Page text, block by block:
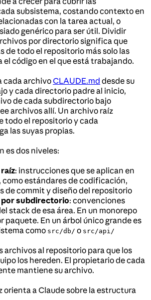
subsistema, costando contexto en
con la tarea actual, o
genérico para ser útil. Dividir
por directorio significa que
de todo el repositorio más solo las
código en el que está trabajando.
cada archivoCLAUDE.md desde su
y cada directorio padre al inicio,
de cada subdirectorio bajo
archivos allí. Un archivo raíz
todo el repositorio y cada
las suyas propias.
es dos niveles:
: instrucciones que se aplican en
estándares de codificación,
de commit y diseño del repositorio
por subdirectorio: convenciones
stack de esa área. En un monorepo
paquete. En un árbol único grande es
como src/db/ o src/api/
archivos al repositorio para que los
los hereden. El propietario de cada
mantiene su archivo.
orienta a Claude sobre la estructura